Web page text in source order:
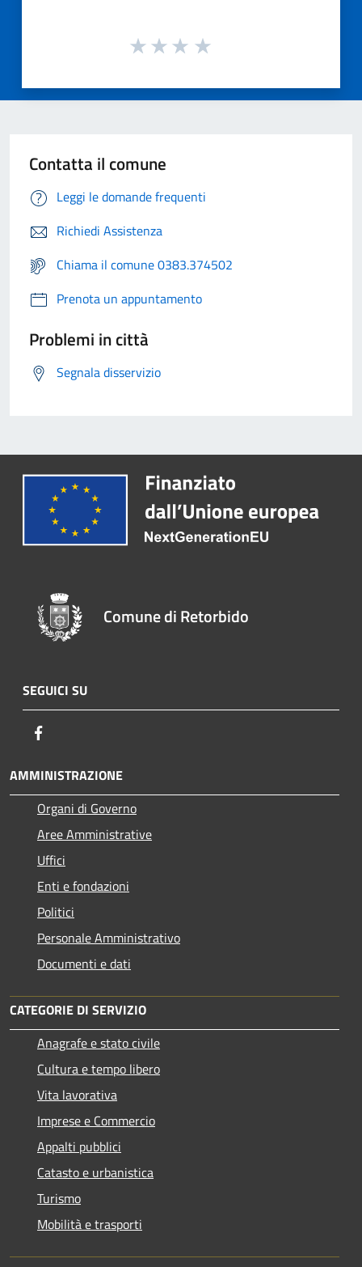
Contatta il comune
Leggi le domande frequenti
Richiedi Assistenza
Chiama il comune 0383.374502
Prenota un appuntamento
Problemi in città
Segnala disservizio
Comune di Retorbido
SEGUICI SU
AMMINISTRAZIONE
Organi di Governo
Aree Amministrative
Uffici
Enti e fondazioni
Politici
Personale Amministrativo
Documenti e dati
CATEGORIE DI SERVIZIO
Anagrafe e stato civile
Cultura e tempo libero
Vita lavorativa
Imprese e Commercio
Appalti pubblici
Catasto e urbanistica
Turismo
Mobilità e trasporti